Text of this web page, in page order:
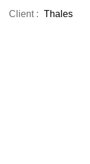
Client : Thales